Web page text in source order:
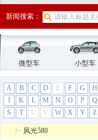
新闻搜索：
微型车 小型车
A B C D E F G H
J
K L M N O P Q
S
T U V W X Y Z
电动屋 (1)
电咖(1)
东风(4)
东风风度
东风小康(10)
风光330
风光500
风光580